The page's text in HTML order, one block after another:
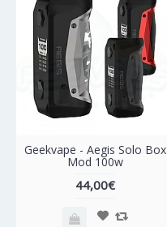
Geekvape - Aegis Solo Box
Mod 100w
44,00€